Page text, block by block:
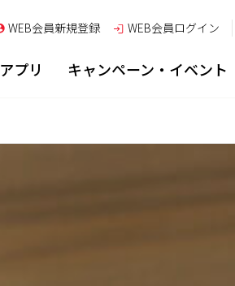
WEB会員新規登録 WEB会員ログイン
アプリ キャンペーン・イベント